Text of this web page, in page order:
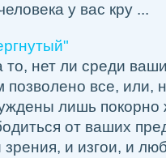
у вас кру ...
нет ли среди
все, или,
лишь покорно
от ваших
зрения, и изгои, и